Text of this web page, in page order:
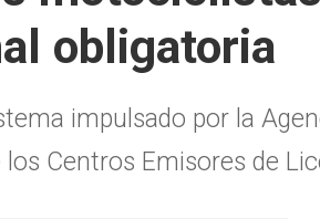
obligatoria
impulsado por la
Centros Emisores de